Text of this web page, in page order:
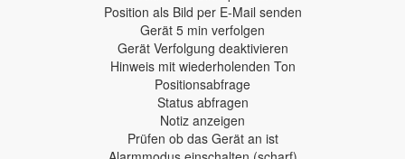
Position als Bild per E-Mail senden
Gerät 5 min verfolgen
Gerät Verfolgung deaktivieren
Hinweis mit wiederholenden Ton
Positionsabfrage
Status abfragen
Notiz anzeigen
Prüfen ob das Gerät an ist